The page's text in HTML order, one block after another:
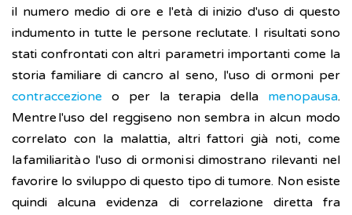
il numero medio di ore e l'età di inizio d'uso di questo
indumento in tutte le persone reclutate. I risultati sono
stati confrontati con altri parametri importanti come la
storia familiare di cancro al seno, l'uso di ormoni per
contraccezione o per la terapia della menopausa.
Mentre l'uso del reggiseno non sembra in alcun modo
correlato con la malattia, altri fattori già noti, come
la familiarità o l'uso di ormoni si dimostrano rilevanti nel
favorire lo sviluppo di questo tipo di tumore. Non esiste
quindi alcuna evidenza di correlazione diretta fra